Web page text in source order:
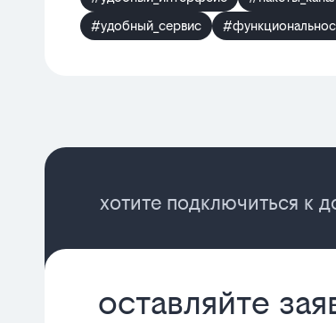
#удобный_сервис
хотите подключиться к
оставляйте